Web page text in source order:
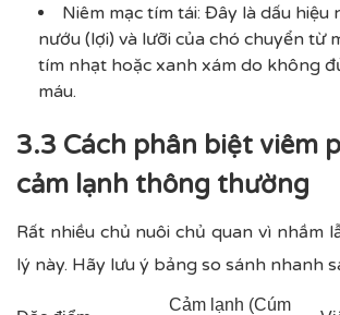
Niêm mạc tím tái: Đây là dấu hiệu
nướu (lợi) và lưỡi của chó chuyển từ
tím nhạt hoặc xanh xám do không
máu.
3.3 Cách phân biệt viêm
cảm lạnh thông thường
Rất nhiều chủ nuôi chủ quan vì nhầm
lý này. Hãy lưu ý bảng so sánh nhanh
Cảm lạnh (Cúm